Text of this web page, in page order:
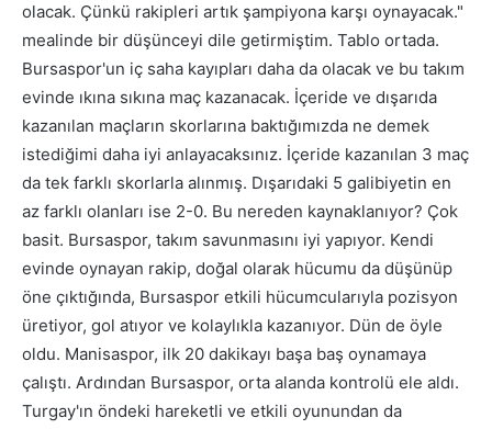
olacak. Çünkü rakipleri artık şampiyona karşı oynayacak."
mealinde bir düşünceyi dile getirmiştim. Tablo ortada.
Bursaspor'un iç saha kayıpları daha da olacak ve bu takım
evinde ıkına sıkına maç kazanacak. İçeride ve dışarıda
kazanılan maçların skorlarına baktığımızda ne demek
istediğimi daha iyi anlayacaksınız. İçeride kazanılan 3 maç
da tek farklı skorlarla alınmış. Dışarıdaki 5 galibiyetin en
az farklı olanları ise 2-0. Bu nereden kaynaklanıyor? Çok
basit. Bursaspor, takım savunmasını iyi yapıyor. Kendi
evinde oynayan rakip, doğal olarak hücumu da düşünüp
öne çıktığında, Bursaspor etkili hücumcularıyla pozisyon
üretiyor, gol atıyor ve kolaylıkla kazanıyor. Dün de öyle
oldu. Manisaspor, ilk 20 dakikayı başa baş oynamaya
çalıştı. Ardından Bursaspor, orta alanda kontrolü ele aldı.
Turgay'ın öndeki hareketli ve etkili oyunundan da